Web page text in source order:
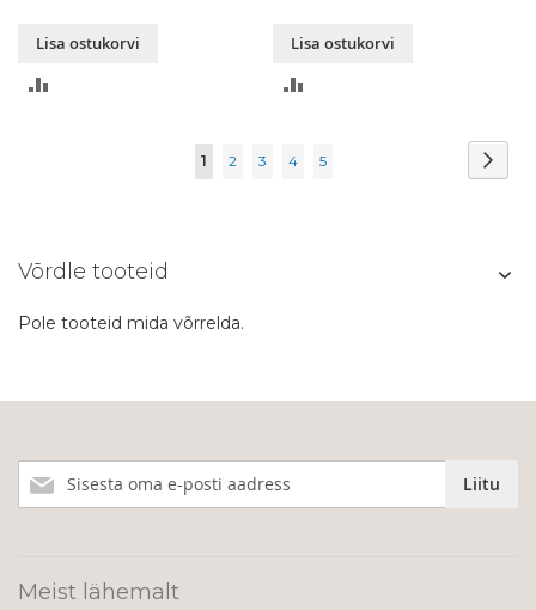
Lisa ostukorvi
Lisa ostukorvi
Page
You're
1 Page
2 Page
3 Page
4 Page
5
Võrdle tooteid
Pole tooteid mida võrrelda.
meie
Liitu
Meist lähemalt